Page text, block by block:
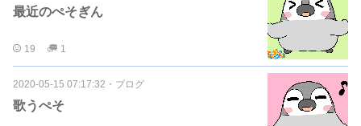
最近のぺそぎん
19 1
2020-05-15 07:17:32 ・ ブログ
歌うぺそ